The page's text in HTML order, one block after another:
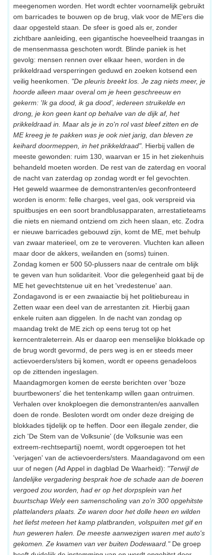
meegenomen worden. Het wordt echter voornamelijk gebruikt
om barricades te bouwen op de brug, vlak voor de ME'ers die
daar opgesteld staan. De sfeer is goed als er, zonder
zichtbare aanleiding, een gigantische hoeveelheid traangas in
de mensenmassa geschoten wordt. Blinde paniek is het
gevolg: mensen rennen over elkaar heen, worden in de
prikkeldraad versperringen geduwd en zoeken kotsend een
veilig heenkomen. "De pleuris breekt los. Je zag niets meer, je
hoorde alleen maar overal om je heen geschreeuw en
gekerm: 'Ik ga dood, ik ga dood', iedereen struikelde en
drong, je kon geen kant op behalve van de dijk af, het
prikkeldraad in. Maar als je in zo'n rol vast bleef zitten en de
ME kreeg je te pakken was je ook niet jarig, dan bleven ze
keihard doormeppen, in het prikkeldraad". Hierbij vallen de
meeste gewonden: ruim 130, waarvan er 15 in het ziekenhuis
behandeld moeten worden. De rest van de zaterdag en vooral
de nacht van zaterdag op zondag wordt er fel gevochten.
Het geweld waarmee de demonstranten/es geconfronteerd
worden is enorm: felle charges, veel gas, ook verspreid via
spuitbusjes en een soort brandblusapparaten, arrestatieteams
die niets en niemand ontziend om zich heen slaan, etc. Zodra
er nieuwe barricades gebouwd zijn, komt de ME, met behulp
van zwaar materieel, om ze te veroveren. Vluchten kan alleen
maar door de akkers, weilanden en (soms) tuinen.
Zondag komen er 500 50-plussers naar de centrale om blijk
te geven van hun solidariteit. Voor die gelegenheid gaat bij de
ME het gevechtstenue uit en het 'vredestenue' aan.
Zondagavond is er een zwaaiactie bij het politiebureau in
Zetten waar een deel van de arrestanten zit. Hierbij gaan
enkele ruiten aan diggelen. In de nacht van zondag op
maandag trekt de ME zich op eens terug tot op het
kerncentraleterrein. Als er daarop een menselijke blokkade op
de brug wordt gevormd, de pers weg is en er steeds meer
actievoerders/sters bij komen, wordt er opeens genadeloos
op de zittenden ingeslagen.
Maandagmorgen komen de eerste berichten over 'boze
buurtbewoners' die het tentenkamp willen gaan ontruimen.
Verhalen over knokploegen die demonstranten/es aanvallen
doen de ronde. Besloten wordt om onder deze dreiging de
blokkades tijdelijk op te heffen. Door een illegale zender, die
zich 'De Stem van de Volksunie' (de Volksunie was een
extreem-rechtsepartij) noemt, wordt opgeroepen tot het
'verjagen' van de actievoerders/sters. Maandagavond om een
uur of negen (Ad Appel in dagblad De Waarheid): "Terwijl de
landelijke vergadering besprak hoe de schade aan de boeren
vergoed zou worden, had er op het dorpsplein van het
buurtschap Wely een samenscholing van zo'n 300 opgehitste
plattelanders plaats. Ze waren door het dolle heen en wilden
het liefst meteen het kamp platbranden, volspuiten met gif en
hun geweren halen. De meeste aanwezigen waren met auto's
gekomen. Ze kwamen van ver buiten Dodewaard."De groep